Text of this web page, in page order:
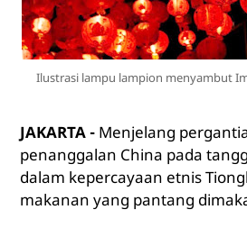
Ilustrasi lampu lampion menyambut
JAKARTA - Menjelang
penanggalan China pada
dalam kepercayaan etnis
makanan yang pantang